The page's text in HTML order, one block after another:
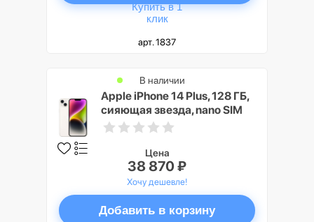
Купить в 1
клик
арт. 1837
Apple iPhone 14 Plus, 128 ГБ,
сияющая звезда, nano SIM
В наличии
Цена
38 870 ₽
Хочу дешевле!
Добавить в корзину